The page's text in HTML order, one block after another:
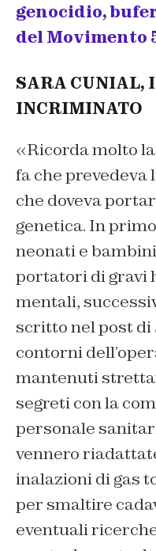
genocidio,
del Movimento
SARA CUNIAL,
INCRIMINATO
«Ricorda molto
fa che prevedeva
che doveva
genetica. In
neonati e
portatori di gravi
mentali,
scritto nel post di
contorni
mantenuti
segreti con la
personale
vennero
inalazioni di gas
per smaltire
eventuali